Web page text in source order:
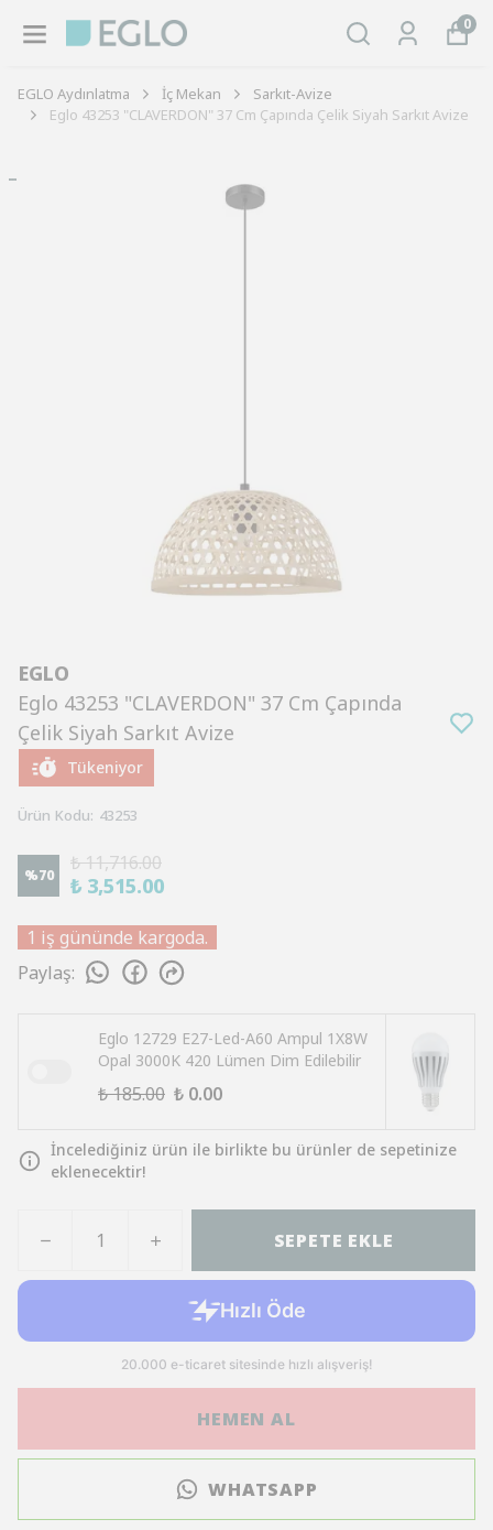
0
EGLO Aydınlatma İç Mekan
Sarkıt-Avize
Eglo 43253 "CLAVERDON" 37 Cm Çapında Çelik Siyah Sarkıt Avize
EGLO
Eglo 43253 "CLAVERDON" 37 Cm Çapında
Çelik Siyah Sarkıt Avize
Tükeniyor
Ürün Kodu: 43253
%70
₺ 11,716.00
₺ 3,515.00
1 iş gününde kargoda.
Paylaş:
Eglo 12729 E27-Led-A60 Ampul 1X8W
Opal 3000K 420 Lümen Dim Edilebilir
₺ 185.00 ₺ 0.00
İncelediğiniz ürün ile birlikte bu ürünler de sepetinize
eklenecektir!
SEPETE EKLE
HEMEN AL
WHATSAPP